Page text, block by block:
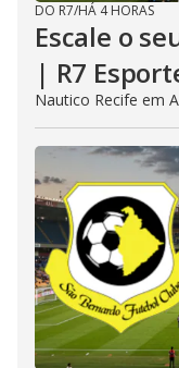
DO R7/HÁ 4 HORAS
Escale o
| R7
Nautico Recife em